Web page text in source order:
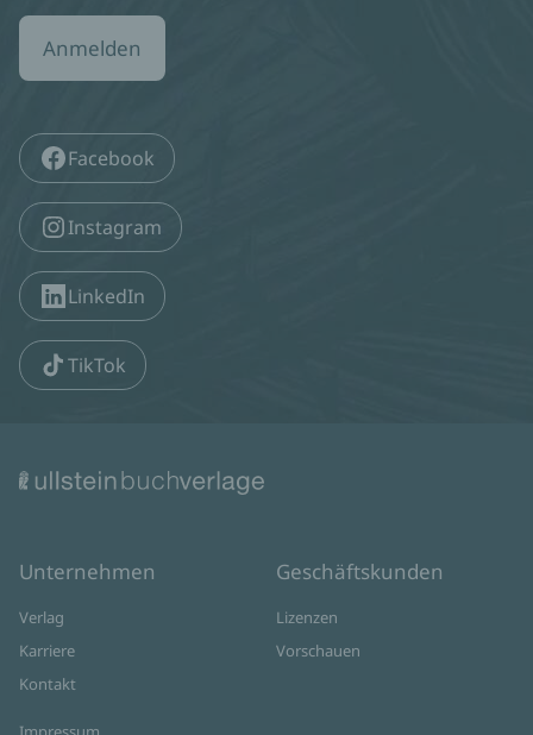
Anmelden
Facebook
Instagram
LinkedIn
TikTok
Unternehmen
Verlag
Karriere
Kontakt
Geschäftskunden
Lizenzen
Vorschauen